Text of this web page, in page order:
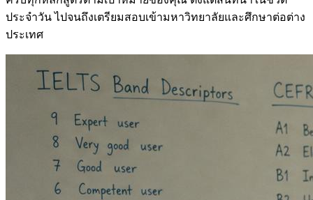
ประจำวัน ไปจนถึงเตรียมสอบเข้ามหาวิทยาลัยและศึกษาต่อต่าง
ประเทศ